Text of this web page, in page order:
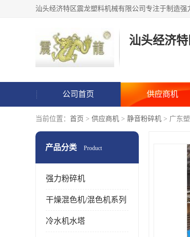
汕头经济
公司首页 供应商机
当前位置： 首页 > 供应商机 > 静音粉碎机 > 广东
产品分类 Product
强力粉碎机
干燥混色机/混色机系列
冷水机水塔